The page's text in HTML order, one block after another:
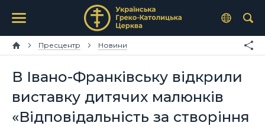
Пресцентр Новини
В Івано-Франківську відкрили
виставку дитячих малюнків
«Відповідальність за створіння